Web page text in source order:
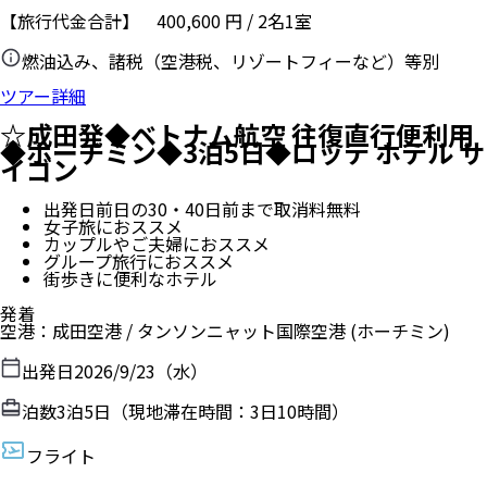
【旅行代金合計】 400,600 円 / 2名1室
燃油込み、諸税（空港税、リゾートフィーなど）等別
ツアー詳細
☆成田発◆ベトナム航空 往復直行便利用
◆ホーチミン◆3泊5日◆ロッテ ホテル サ
イゴン
出発日前日の30・40日前まで取消料無料
女子旅におススメ
カップルやご夫婦におススメ
グループ旅行におススメ
街歩きに便利なホテル
発着
空港 ： 成田空港 / タンソンニャット国際空港 (ホーチミン)
出発日2026/9/23（水）
泊数3泊5日（現地滞在時間： 3日10時間）
フライト